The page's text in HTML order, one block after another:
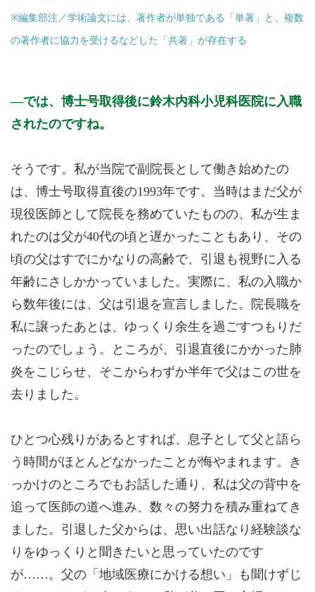
※編集部注／学術論文には、著作者が単独である「単著」と、複数
の著作者に協力を受けるなどした「共著」が存在する
では、博士号取得後に鈴木内科小児科医院に入職
されたのですね。
そうです。私が当院で副院長として働き始めたの
は、博士号取得直後の1993年です。当時はまだ父が
現役医師として院長を務めていたものの、私が生ま
れたのは父が40代の頃と遅かったこともあり、その
頃の父はすでにかなりの高齢で、引退も視野に入る
年齢にさしかかっていました。実際に、私の入職か
ら数年後には、父は引退を宣言しました。院長職を
私に譲ったあとは、ゆっくり余生を過ごすつもりだ
ったのでしょう。ところが、引退直後にかかった肺
炎をこじらせ、そこからわずか半年で父はこの世を
去りました。
ひとつ心残りがあるとすれば、息子として父と語ら
う時間がほとんどなかったことが悔やまれます。き
っかけのところでもお話した通り、私は父の背中を
追って医師の道へ進み、数々の努力を積み重ねてき
ました。引退した父からは、思い出話なり経験談な
りをゆっくりと聞きたいと思っていたのです
が……。父の「地域医療にかける想い」も聞けずじ